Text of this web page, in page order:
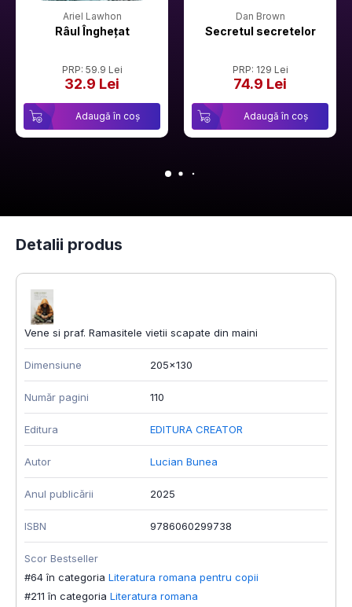
Ariel Lawhon
Râul Înghețat
PRP: 59.9 Lei
32.9 Lei
Adaugă în coș
Dan Brown
Secretul secretelor
PRP: 129 Lei
74.9 Lei
Adaugă în coș
Detalii produs
Vene si praf. Ramasitele vietii scapate din maini
Dimensiune 205x130
Număr pagini 110
Editura EDITURA CREATOR
Autor Lucian Bunea
Anul publicării 2025
ISBN 9786060299738
Scor Bestseller
#64 în categoria Literatura romana pentru copii
#211 în categoria Literatura romana